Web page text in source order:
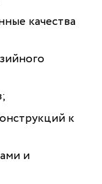
качества
к
и